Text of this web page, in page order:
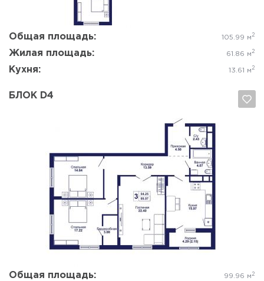
Общая площадь: 105.99 м 2
Жилая площадь: 61.86 м 2
Кухня: 13.61 м 2
БЛОК D4
Общая площадь: 99.96 м 2
Да, удалить Отмена